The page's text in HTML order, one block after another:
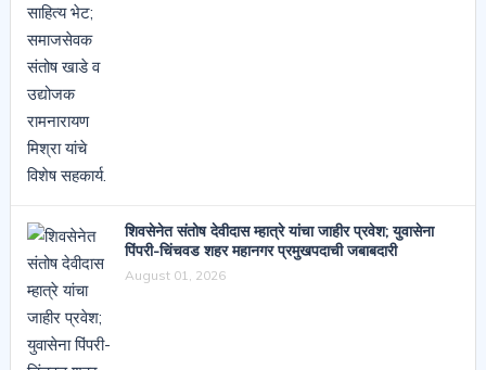
शिवसेनेत संतोष देवीदास म्हात्रे यांचा जाहीर प्रवेश; युवासेना
पिंपरी-चिंचवड शहर महानगर प्रमुखपदाची जबाबदारी
August 01, 2026